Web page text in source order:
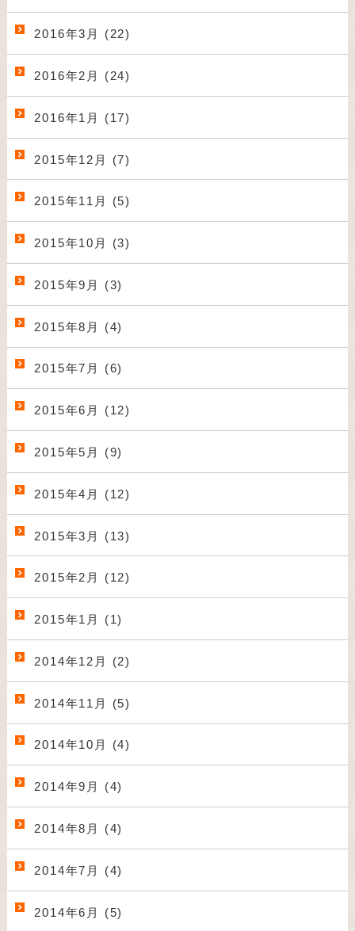
2016年3月 (22)
2016年2月 (24)
2016年1月 (17)
2015年12月 (7)
2015年11月 (5)
2015年10月 (3)
2015年9月 (3)
2015年8月 (4)
2015年7月 (6)
2015年6月 (12)
2015年5月 (9)
2015年4月 (12)
2015年3月 (13)
2015年2月 (12)
2015年1月 (1)
2014年12月 (2)
2014年11月 (5)
2014年10月 (4)
2014年9月 (4)
2014年8月 (4)
2014年7月 (4)
2014年6月 (5)